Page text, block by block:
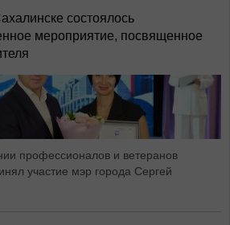
состоялось
мероприятие, посвященное
профессионалов и ветеранов
участие мэр города Сергей